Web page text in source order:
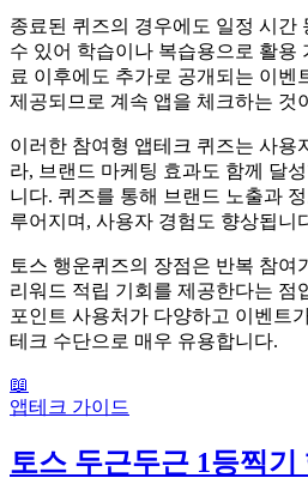
종료된 퀴즈의 경우에도 일정 시간
수 있어 학습이나 복습용으로 활용
료 이후에도 추가로 공개되는 이벤
제공되므로 계속 앱을 체크하는 것
이러한 참여형 앱테크 퀴즈는 사용
라, 브랜드 마케팅 효과도 함께 달
니다. 퀴즈를 통해 브랜드 노출과
루어지며, 사용자 경험도 향상됩니
토스 행운퀴즈의 장점은 반복 참여
리워드 적립 기회를 제공한다는 점
포인트 사용처가 다양하고 이벤트
테크 수단으로 매우 유용합니다.
📖
앱테크 가이드
토스 두근두근 1등찍